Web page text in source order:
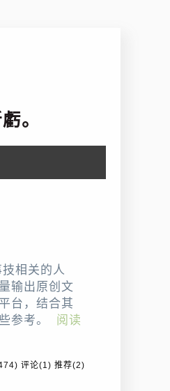
。
相关的人
输出原创文
台，结合其
参考。
阅读
评论(1) 推荐(2)